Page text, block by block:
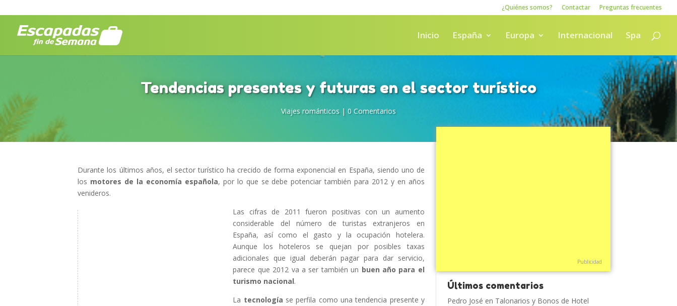
¿Quiénes somos? Contactar Preguntas frecuentes
Inicio España Europa Internacional Spa
Tendencias presentes y futuras en el sector turístico
Viajes románticos| 0 Comentarios
Durante los últimos años, el sector turístico ha crecido de forma exponencial en España, siendo uno de
los motores de la economía española, por lo que se debe potenciar también para 2012 y en años
venideros.
Las cifras de 2011 fueron positivas con un aumento
considerable del número de turistas extranjeros en
España, así como el gasto y la ocupación hotelera.
Aunque los hoteleros se quejan por posibles taxas
adicionales que igual deberán pagar para dar servicio,
parece que 2012 va a ser también un buen año para el
turismo nacional.
La tecnología se perfila como una tendencia presente y
Publicidad
Últimos comentarios
Pedro José en Talonarios y Bonos de Hotel